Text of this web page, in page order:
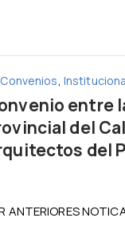
Convenios,
entre
del
del
ANTERIORES